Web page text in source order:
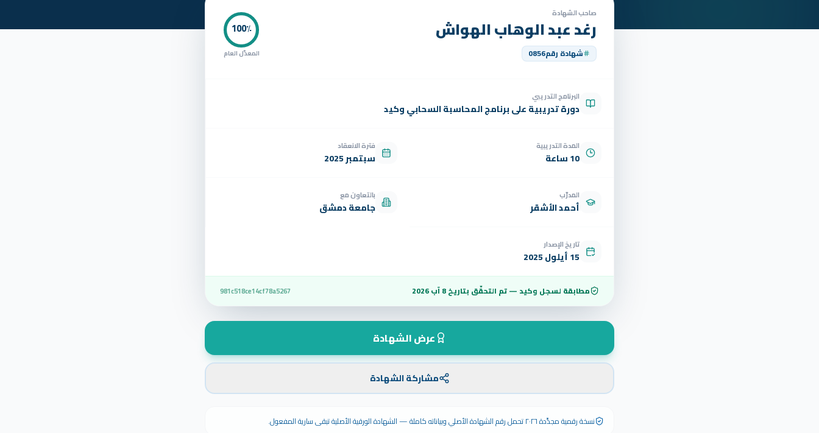
صاحب الشهادة
رغد عبد الوهاب الهواش
شهادة رقم0856
100٪
المعدّل العام
البرنامج التدريبي
دورة تدريبية على برنامج المحاسبة السحابي وكيد
المدة التدريبية
10 ساعة
فترة الانعقاد
سبتمبر 2025
المدرّب
أحمد الأشقر
بالتعاون مع
جامعة دمشق
تاريخ الإصدار
15 أيلول 2025
مطابقة لسجل وكيد — تم التحقّق بتاريخ8 آب 2026 981c518ce14cf78a5267
عرض الشهادة
مشاركة الشهادة
نسخة رقمية مجدَّدة ٢٠٢٦ تحمل رقم الشهادة الأصلي وبياناته كاملة — الشهادة الورقية الأصلية تبقى سارية المفعول.